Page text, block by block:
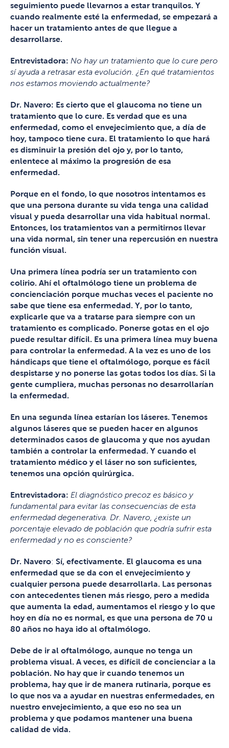
seguimiento puede llevarnos a estar tranquilos. Y
cuando realmente esté la enfermedad, se empezará a
hacer un tratamiento antes de que llegue a
desarrollarse.
Entrevistadora: No hay un tratamiento que lo cure pero
sí ayuda a retrasar esta evolución. ¿En qué tratamientos
nos estamos moviendo actualmente?
Dr. Navero: Es cierto que el glaucoma no tiene un
tratamiento que lo cure. Es verdad que es una
enfermedad, como el envejecimiento que, a día de
hoy, tampoco tiene cura. El tratamiento lo que hará
es disminuir la presión del ojo y, por lo tanto,
enlentece al máximo la progresión de esa
enfermedad.
Porque en el fondo, lo que nosotros intentamos es
que una persona durante su vida tenga una calidad
visual y pueda desarrollar una vida habitual normal.
Entonces, los tratamientos van a permitirnos llevar
una vida normal, sin tener una repercusión en nuestra
función visual.
Una primera línea podría ser un tratamiento con
colirio. Ahí el oftalmólogo tiene un problema de
concienciación porque muchas veces el paciente no
sabe que tiene esa enfermedad. Y, por lo tanto,
explicarle que va a tratarse para siempre con un
tratamiento es complicado. Ponerse gotas en el ojo
puede resultar difícil. Es una primera línea muy buena
para controlar la enfermedad. A la vez es uno de los
hándicaps que tiene el oftalmólogo, porque es fácil
despistarse y no ponerse las gotas todos los días. Si la
gente cumpliera, muchas personas no desarrollarían
la enfermedad.
En una segunda línea estarían los láseres. Tenemos
algunos láseres que se pueden hacer en algunos
determinados casos de glaucoma y que nos ayudan
también a controlar la enfermedad. Y cuando el
tratamiento médico y el láser no son suficientes,
tenemos una opción quirúrgica.
Entrevistadora: El diagnóstico precoz es básico y
fundamental para evitar las consecuencias de esta
enfermedad degenerativa. Dr. Navero, ¿existe un
porcentaje elevado de población que podría sufrir esta
enfermedad y no es consciente?
Dr. Navero: Sí, efectivamente. El glaucoma es una
enfermedad que se da con el envejecimiento y
cualquier persona puede desarrollarla. Las personas
con antecedentes tienen más riesgo, pero a medida
que aumenta la edad, aumentamos el riesgo y lo que
hoy en día no es normal, es que una persona de 70 u
80 años no haya ido al oftalmólogo.
Debe de ir al oftalmólogo, aunque no tenga un
problema visual. A veces, es difícil de concienciar a la
población. No hay que ir cuando tenemos un
problema, hay que ir de manera rutinaria, porque es
lo que nos va a ayudar en nuestras enfermedades, en
nuestro envejecimiento, a que eso no sea un
problema y que podamos mantener una buena
calidad de vida.